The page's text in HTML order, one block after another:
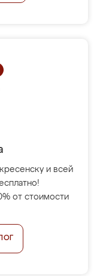
и всей
от стоимости